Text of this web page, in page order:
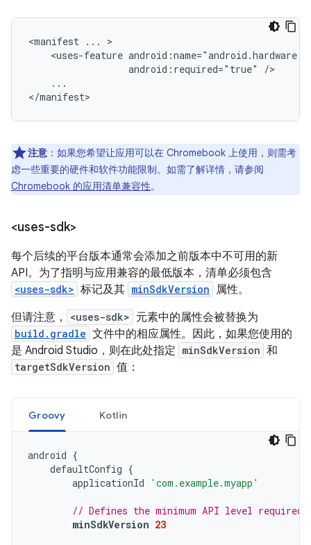
<manifest ...
<uses-feature
android:required="true"
...
</manifest>
注意 ：如果您希望让应用可以在 Chromebook 上使用，则需考
虑一些重要的硬件和软件功能限制。如需了解详情，请参阅
Chromebook 的应用清单兼容性。
<uses-sdk>
每个后续的平台版本通常会添加之前版本中不可用的新
API。为了指明与应用兼容的最低版本，清单必须包含
<uses-sdk> 标记及其 minSdkVersion 属性。
但请注意，
<uses-sdk> 元素中的属性会被替换为
build.gradle 文件中的相应属性。因此，如果您使用的
是 Android Studio，则在此处指定 minSdkVersion 和
targetSdkVersion 值：
Groovy Kotlin
android {
defaultConfig {
applicationId
'com.example.myapp'
// Defines the minimum API level required
minSdkVersion 23